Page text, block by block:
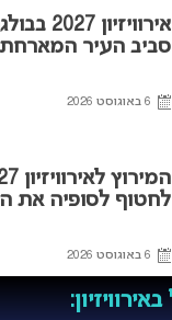
סביב העיר
6 באוגוסט 2026
לחטוף לסופיה את
6 באוגוסט 2026